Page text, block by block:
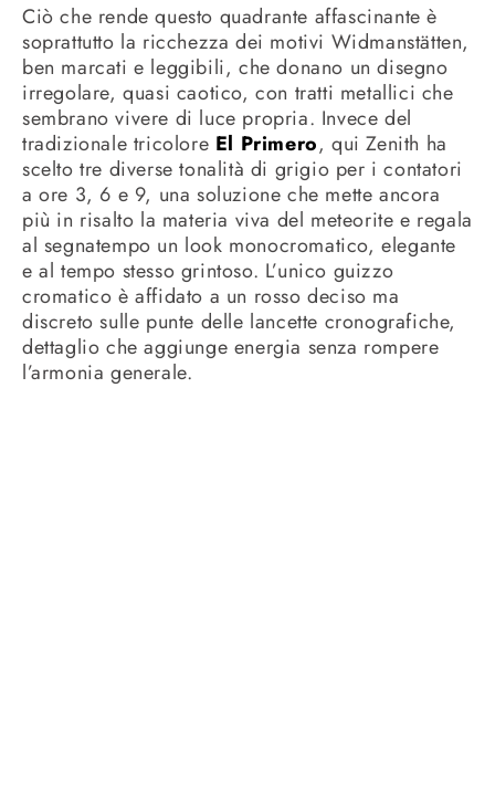
Ciò che rende questo quadrante affascinante è
soprattutto la ricchezza dei motivi Widmanstätten,
ben marcati e leggibili, che donano un disegno
irregolare, quasi caotico, con tratti metallici che
sembrano vivere di luce propria. Invece del
tradizionale tricolore El Primero, qui Zenith ha
scelto tre diverse tonalità di grigio per i contatori
a ore 3, 6 e 9, una soluzione che mette ancora
più in risalto la materia viva del meteorite e regala
al segnatempo un look monocromatico, elegante
e al tempo stesso grintoso. L’unico guizzo
cromatico è affidato a un rosso deciso ma
discreto sulle punte delle lancette cronografiche,
dettaglio che aggiunge energia senza rompere
l’armonia generale.